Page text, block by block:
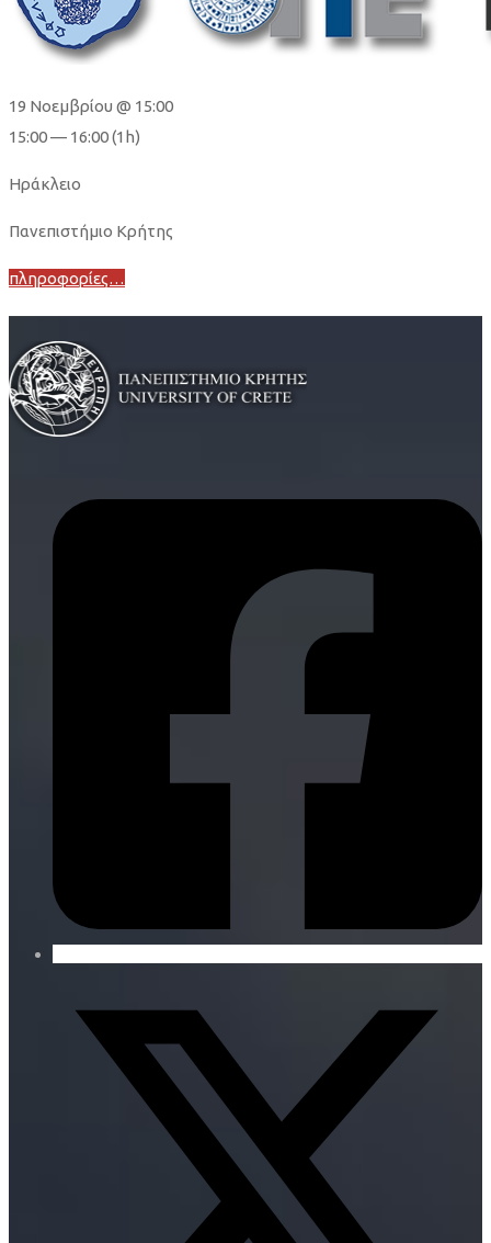
ΠΚ»
19 Νοεμβρίου @ 15:00
15:00 — 16:00(1h)
Ηράκλειο
Πανεπιστήμιο Κρήτης
πληροφορίες…